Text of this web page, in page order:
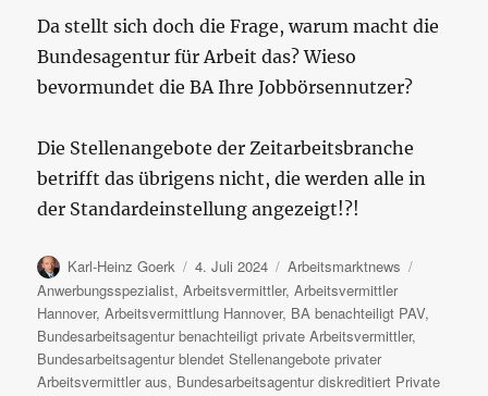
Da stellt sich doch die Frage, warum macht die
Bundesagentur für Arbeit das? Wieso
bevormundet die BA Ihre Jobbörsennutzer?
Die Stellenangebote der Zeitarbeitsbranche
betrifft das übrigens nicht, die werden alle in
der Standardeinstellung angezeigt!?!
Autor
Karl-Heinz Goerk
Veröffentlicht
am
4. Juli 2024 Kategorien
Arbeitsmarktnews
Anwerbungsspezialist,Arbeitsvermittler,Arbeitsvermittler
Hannover,Arbeitsvermittlung Hannover, BA benachteiligt PAV,
Bundesarbeitsagentur benachteiligt private Arbeitsvermittler,
Bundesarbeitsagentur blendet Stellenangebote privater
Arbeitsvermittler aus, Bundesarbeitsagentur diskreditiert Private